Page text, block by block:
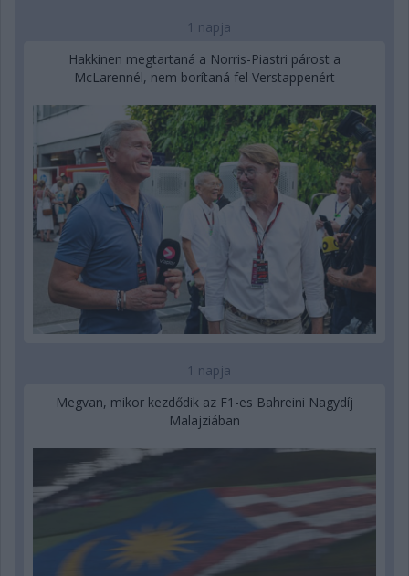
1 napja
Hakkinen megtartaná a Norris-Piastri párost a
McLarennél, nem borítaná fel Verstappenért
1 napja
Megvan, mikor kezdődik az F1-es Bahreini Nagydíj
Malajziában